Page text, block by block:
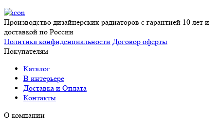
Производство дизайнерских радиаторов с гарантией 10 лет и
доставкой по России
Политика конфиденциальности Договор оферты
Покупателям
Каталог
В интерьере
Доставка и Оплата
Контакты
О компании